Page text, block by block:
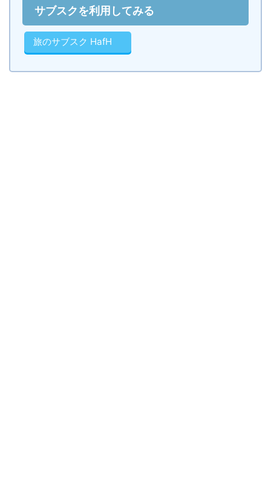
サブスクを利用してみる
旅のサブスク HafH